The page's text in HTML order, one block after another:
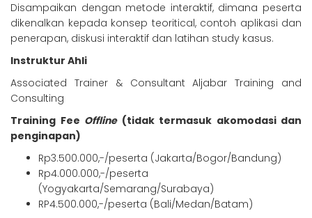
Disampaikan dengan metode interaktif, dimana peserta
dikenalkan kepada konsep teoritical, contoh aplikasi dan
penerapan, diskusi interaktif dan latihan study kasus.
Instruktur Ahli
Associated Trainer & Consultant Aljabar Training and
Consulting
Training Fee Offline (tidak termasuk akomodasi dan
penginapan)
Rp3.500.000,-/peserta (Jakarta/Bogor/Bandung)
Rp4.000.000,-/peserta
(Yogyakarta/Semarang/Surabaya)
RP4.500.000,-/peserta (Bali/Medan/Batam)